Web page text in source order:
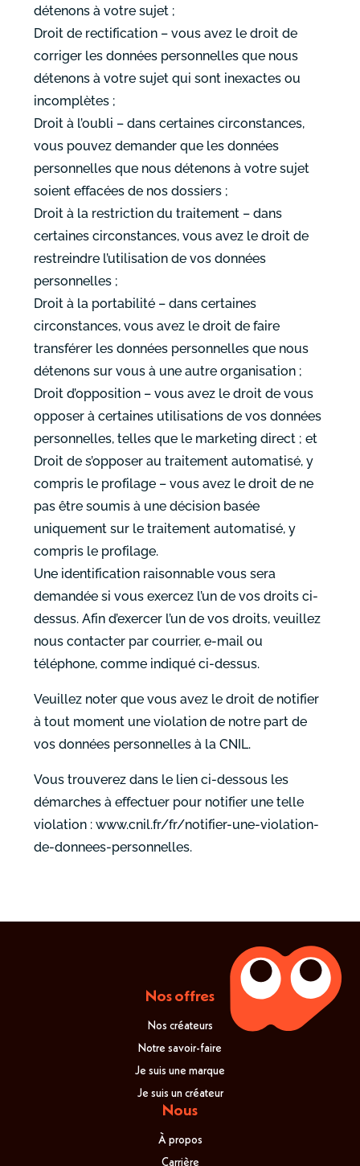
détenons à votre sujet ;
Droit de rectification – vous avez le droit de
corriger les données personnelles que nous
détenons à votre sujet qui sont inexactes ou
incomplètes ;
Droit à l’oubli – dans certaines circonstances,
vous pouvez demander que les données
personnelles que nous détenons à votre sujet
soient effacées de nos dossiers ;
Droit à la restriction du traitement – dans
certaines circonstances, vous avez le droit de
restreindre l’utilisation de vos données
personnelles ;
Droit à la portabilité – dans certaines
circonstances, vous avez le droit de faire
transférer les données personnelles que nous
détenons sur vous à une autre organisation ;
Droit d’opposition – vous avez le droit de vous
opposer à certaines utilisations de vos données
personnelles, telles que le marketing direct ; et
Droit de s’opposer au traitement automatisé, y
compris le profilage – vous avez le droit de ne
pas être soumis à une décision basée
uniquement sur le traitement automatisé, y
compris le profilage.
Une identification raisonnable vous sera
demandée si vous exercez l’un de vos droits ci-
dessus. Afin d’exercer l’un de vos droits, veuillez
nous contacter par courrier, e-mail ou
téléphone, comme indiqué ci-dessus.
Veuillez noter que vous avez le droit de notifier
à tout moment une violation de notre part de
vos données personnelles à la CNIL.
Vous trouverez dans le lien ci-dessous les
démarches à effectuer pour notifier une telle
violation : www.cnil.fr/fr/notifier-une-violation-
de-donnees-personnelles.
Nos offres
Nos créateurs
Notre savoir-faire
Je suis une marque
Je suis un créateur
Nous
À propos
Carrière